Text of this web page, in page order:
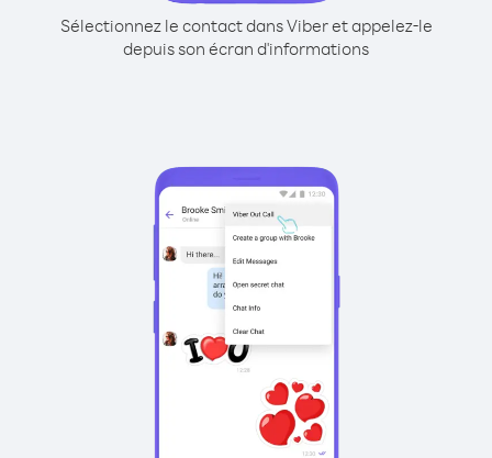
Sélectionnez le contact dans Viber et appelez-le
depuis son écran d'informations